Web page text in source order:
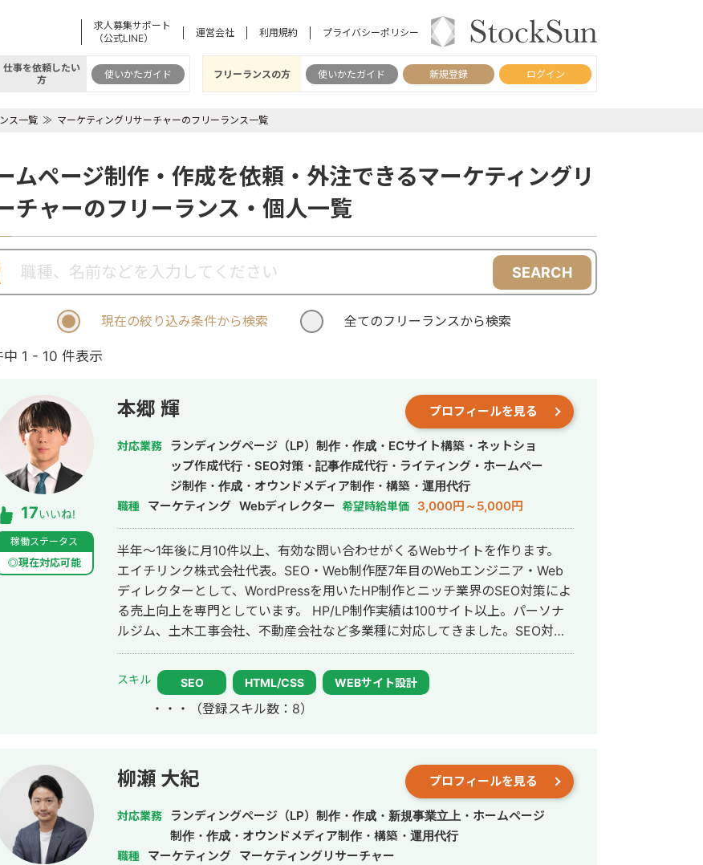
求人募集サポート
（公式LINE）
運営会社 利用規約 プライバシーポリシー
仕事を依頼したい
方
使いかたガイド フリーランスの方 使いかたガイド 新規登録 ログイン
ス一覧 マーケティングリサーチャーのフリーランス一覧
ムページ制作・作成を依頼・外注できるマーケティングリ
チャーのフリーランス・個人一覧
SEARCH
現在の絞り込み条件から検索 全てのフリーランスから検索
中 1 - 10 件表示
17いいね!
稼働ステータス
◎現在対応可能
本郷 輝 プロフィールを見る
対応業務
ランディングページ（LP）制作・作成・ECサイト構築・ネットショ
ップ作成代行・SEO対策・記事作成代行・ライティング・ホームペー
ジ制作・作成・オウンドメディア制作・構築・運用代行
職種 マーケティング Webディレクター 希望時給単価 3,000円～5,000円
半年～1年後に月10件以上、有効な問い合わせがくるWebサイトを作ります。
エイチリンク株式会社代表。SEO・Web制作歴7年目のWebエンジニア・Web
ディレクターとして、WordPressを用いたHP制作とニッチ業界のSEO対策によ
る売上向上を専門としています。 HP/LP制作実績は100サイト以上。パーソナ
ルジム、土木工事会社、不動産会社など多業種に対応してきました。SEO対策
においては、ゼロから立ち上げた新規サイトをニッチ市場でサービスキーワー
ド検索1位に導き、月間1.5万PV、月商500万円の売上を実現した実績がありま
るようないわゆるデータベース型のサイトの構築も得意です。 競合が対応しき
サル日本トップリーグ）のエスポラーダ北海道、バサジィ大分でプロ選手とし
て活動しながらWeb制作の経験を積んできました（バサジィ大分在籍時は完全
プロ契約のため1年間休職）。 アスリートとしての経験で培った「やると決め
たら徹底的にやり抜く」精神で、お客様のプロジェクトに全力で取り組みま
す。
スキル SEO HTML/CSS WEBサイト設計
・・・ （登録スキル数：8）
柳瀬 大紀 プロフィールを見る
対応業務
ランディングページ（LP）制作・作成・新規事業立上・ホームページ
制作・作成・オウンドメディア制作・構築・運用代行
職種 マーケティング マーケティングリサーチャー